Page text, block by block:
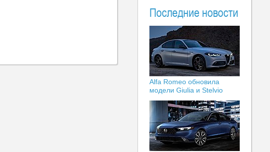
Последние новости
Alfa Romeo обновила
модели Giulia и Stelvio